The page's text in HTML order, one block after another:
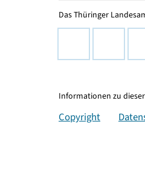
Das Thüringer
Informationen zu
Copyright